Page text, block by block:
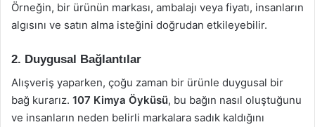
Örneğin, bir ürünün markası, ambalajı veya fiyatı, insanların
algısını ve satın alma isteğini doğrudan etkileyebilir.
2. Duygusal Bağlantılar
Alışveriş yaparken, çoğu zaman bir ürünle duygusal bir
bağ kurarız. 107 Kimya Öyküsü, bu bağın nasıl oluştuğunu
ve insanların neden belirli markalara sadık kaldığını